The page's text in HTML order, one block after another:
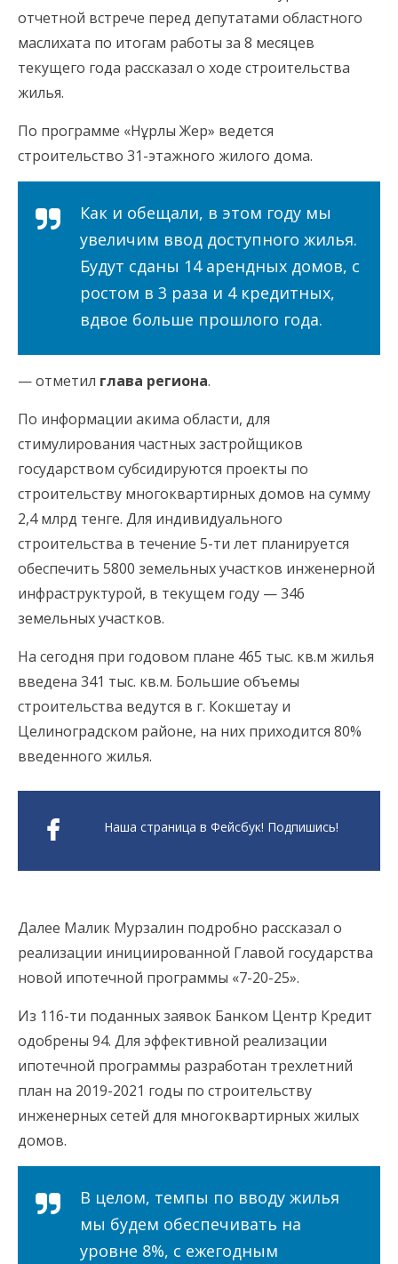
отчетной встрече перед депутатами областного
маслихата по итогам работы за 8 месяцев
текущего года рассказал о ходе строительства
жилья.
По программе «Нұрлы Жер» ведется
строительство 31-этажного жилого дома.
Как и обещали, в этом году мы
увеличим ввод доступного жилья.
Будут сданы 14 арендных домов, с
ростом в 3 раза и 4 кредитных,
вдвое больше прошлого года.
— отметил глава региона.
По информации акима области, для
стимулирования частных застройщиков
государством субсидируются проекты по
строительству многоквартирных домов на сумму
2,4 млрд тенге. Для индивидуального
строительства в течение 5-ти лет планируется
обеспечить 5800 земельных участков инженерной
инфраструктурой, в текущем году — 346
земельных участков.
На сегодня при годовом плане 465 тыс. кв.м жилья
введена 341 тыс. кв.м. Большие объемы
строительства ведутся в г. Кокшетау и
Целиноградском районе, на них приходится 80%
введенного жилья.
Наша страница в Фейсбук! Подпишись!
Далее Малик Мурзалин подробно рассказал о
реализации инициированной Главой государства
новой ипотечной программы «7-20-25».
Из 116-ти поданных заявок Банком Центр Кредит
одобрены 94. Для эффективной реализации
ипотечной программы разработан трехлетний
план на 2019-2021 годы по строительству
инженерных сетей для многоквартирных жилых
домов.
В целом, темпы по вводу жилья
мы будем обеспечивать на
уровне 8%, с ежегодным